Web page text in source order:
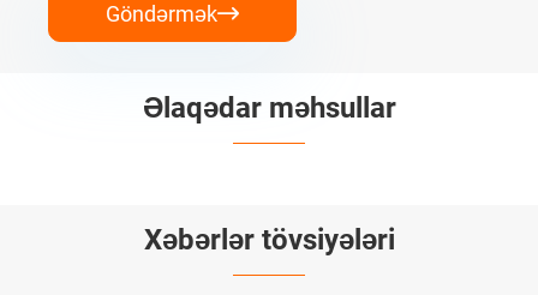
Göndərmək
Əlaqədar məhsullar
Xəbərlər tövsiyələri